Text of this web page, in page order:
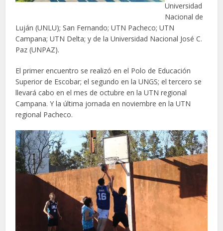
Universidad
Nacional de
Luján (UNLU); San Fernando; UTN Pacheco; UTN
Campana; UTN Delta; y de la Universidad Nacional José C.
Paz (UNPAZ).
El primer encuentro se realizó en el Polo de Educación
Superior de Escobar; el segundo en la UNGS; el tercero se
llevará cabo en el mes de octubre en la UTN regional
Campana. Y la última jornada en noviembre en la UTN
regional Pacheco.